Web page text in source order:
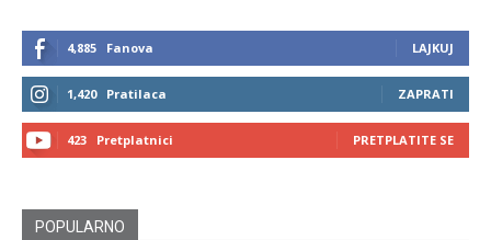
4,885 Fanova LAJKUJ
1,420 Pratilaca ZAPRATI
423 Pretplatnici PRETPLATITE SE
POPULARNO